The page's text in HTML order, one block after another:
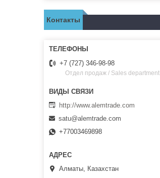
Контакты
+7 (727) 346-98-98
Отдел продаж / Sales department
http://www.alemtrade.com
satu@alemtrade.com
+77003469898
Алматы, Казахстан